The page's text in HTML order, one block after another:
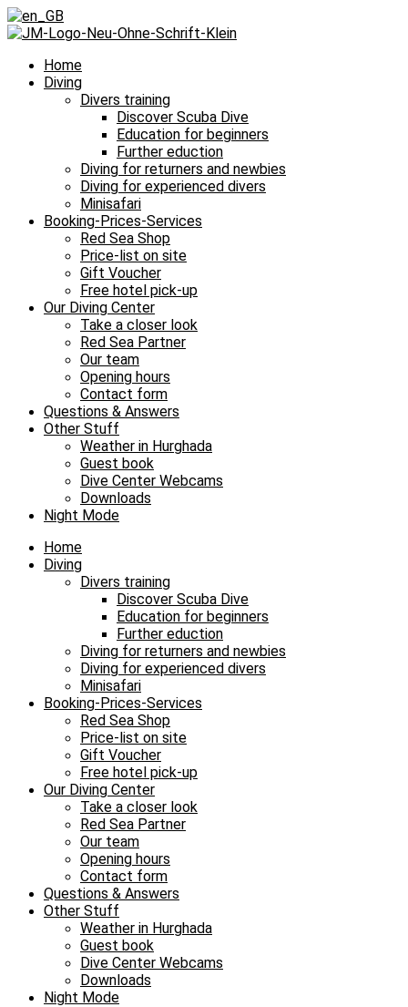
Home
Diving
Divers training
Discover Scuba Dive
Education for beginners
Further eduction
Diving for returners and newbies
Diving for experienced divers
Minisafari
Booking-Prices-Services
Red Sea Shop
Price-list on site
Gift Voucher
Free hotel pick-up
Our Diving Center
Take a closer look
Red Sea Partner
Our team
Opening hours
Contact form
Questions & Answers
Other Stuff
Weather in Hurghada
Guest book
Dive Center Webcams
Downloads
Night Mode
Home
Diving
Divers training
Discover Scuba Dive
Education for beginners
Further eduction
Diving for returners and newbies
Diving for experienced divers
Minisafari
Booking-Prices-Services
Red Sea Shop
Price-list on site
Gift Voucher
Free hotel pick-up
Our Diving Center
Take a closer look
Red Sea Partner
Our team
Opening hours
Contact form
Questions & Answers
Other Stuff
Weather in Hurghada
Guest book
Dive Center Webcams
Downloads
Night Mode